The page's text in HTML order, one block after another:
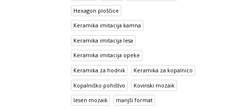
Hexagon ploščice
Keramika imitacija kamna
Keramika imitacija lesa
Keramika imitacija opeke
Keramika za hodnik Keramika za kopalnico
Kopalniško pohištvo Kovinski mozaik
lesen mozaik manjši format